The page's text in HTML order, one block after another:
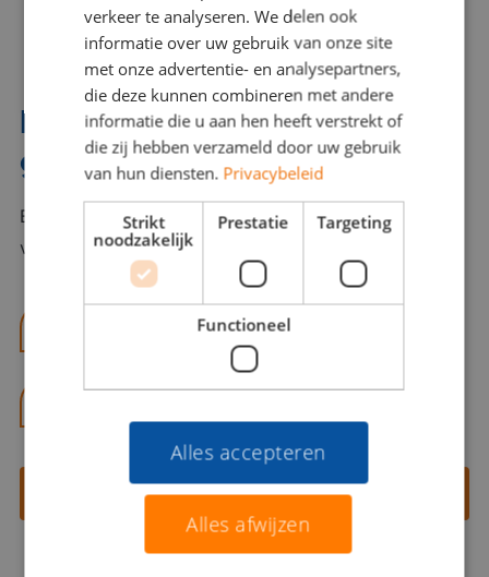
Interesse? Benno helpt je
graag verder!
Bel of mail Benno met al jouw vragen. Benno staat
voor je klaar en helpt je graag!
benno@viajou.nl
Contact opnemen
verkeer te analyseren. We delen ook
informatie over uw gebruik van onze site
met onze advertentie- en analysepartners,
die deze kunnen combineren met andere
informatie die u aan hen heeft verstrekt of
die zij hebben verzameld door uw gebruik
van hun diensten. Privacybeleid
Strikt
noodzakelijk
Prestatie Targeting
Functioneel
Alles accepteren
Alles afwijzen